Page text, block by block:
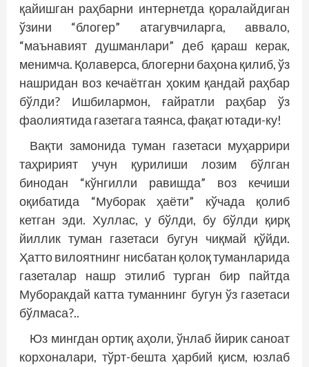
қайишган раҳбарни интернетда қоралайдиган
ўзини “блогер” атагувчиларга, аввало,
“маънавият душманлари” деб қараш керак,
менимча. Қолаверса, блогерни баҳона қилиб, ўз
нашридан воз кечаётган ҳоким қандай раҳбар
бўлди? Ишбилармон, ғайратли раҳбар ўз
фаолиятида газетага таянса, фақат ютади-ку!
Вақти замонида туман газетаси муҳаррири
таҳририят учун қурилиши лозим бўлган
бинодан “кўнгилли равишда” воз кечиши
оқибатида “Муборак ҳаёти” кўчада қолиб
кетган эди. Хуллас, у бўлди, бу бўлди қирқ
йиллик туман газетаси бугун чиқмай қўйди.
Ҳатто вилоятнинг нисбатан қолоқ туманларида
газеталар нашр этилиб турган бир пайт­­да
Муборакдай катта туманнинг бугун ўз газетаси
бўлмаса?..
Юз мингдан ортиқ аҳоли, ўнлаб йирик саноат
корхоналари, тўрт-бешта ҳарбий қисм, юзлаб